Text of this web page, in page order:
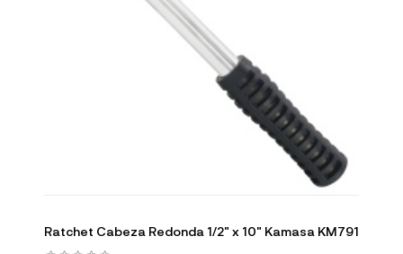
Ratchet Cabeza Redonda 1/2" x 10" Kamasa KM791